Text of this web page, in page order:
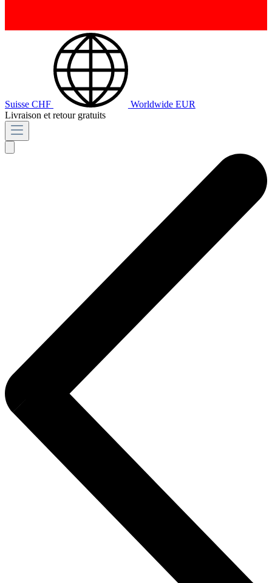
Suisse CHF Worldwide EUR
Livraison et retour gratuits